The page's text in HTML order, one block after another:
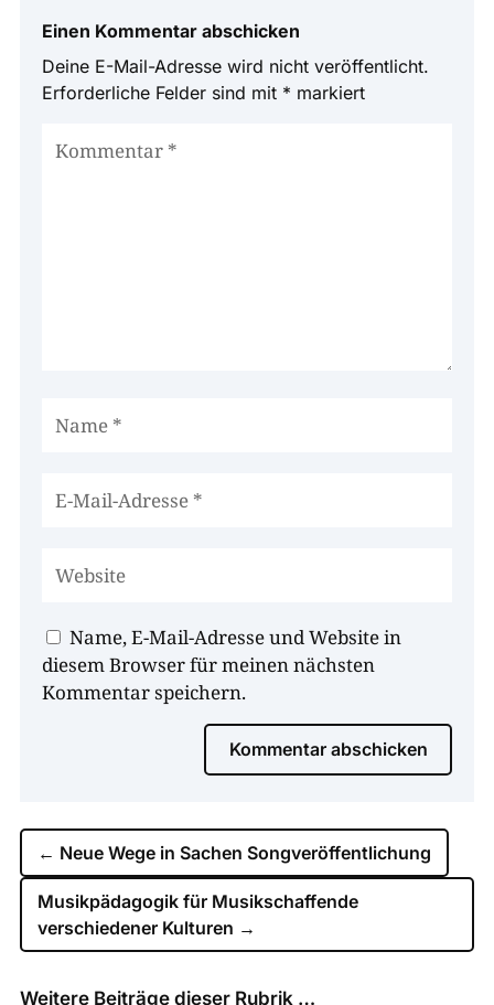
Einen Kommentar abschicken
Deine E-Mail-Adresse wird nicht veröffentlicht.
Erforderliche Felder sind mit * markiert
Name, E-Mail-Adresse und Website in
diesem Browser für meinen nächsten
Kommentar speichern.
Kommentar abschicken
← Neue Wege in Sachen Songveröffentlichung
Musikpädagogik für Musikschaffende
verschiedener Kulturen →
Weitere Beiträge dieser Rubrik …